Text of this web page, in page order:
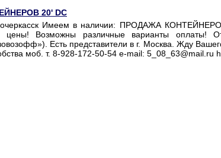
20' DC
Имеем в наличии: ПРОДАЖА
цены! Возможны различные варианты оплаты!
Есть представители в г. Москва. Жду
моб. т. 8-928-172-50-54 e-mail: 5_08_63@mail.ru